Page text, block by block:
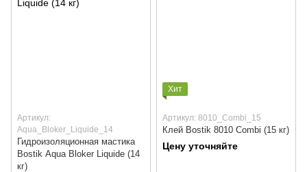
Артикул:
Аqua_Bloker_Liquide_14
Гидроизоляционная мастика
Bostik Аqua Bloker Liquide (14
кг)
Хит
Артикул: 8010_Combi_15
Клей Bostik 8010 Combi (15 кг)
Цену уточняйте